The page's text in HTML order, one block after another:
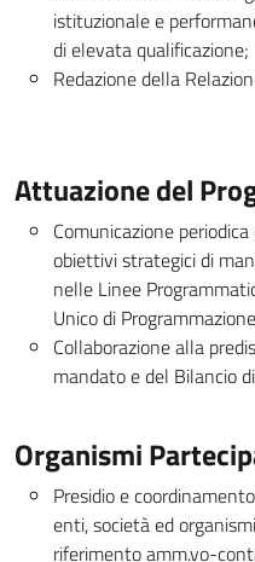
istituzionale e
di elevata qualificazione;
Redazione della
Attuazione del
Comunicazione
obiettivi strategici di
nelle Linee
Unico di
Collaborazione alla
mandato e del Bilancio
Organismi
Presidio e
enti, società ed
riferimento amm.vo-